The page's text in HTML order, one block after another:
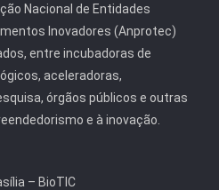
Nacional de Entidades
Inovadores (Anprotec)
entre incubadoras de
aceleradoras,
órgãos públicos e outras
e à inovação.
– BioTIC